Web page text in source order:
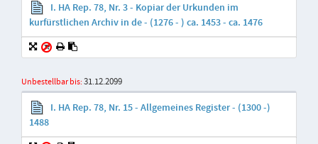
I. HA Rep. 78, Nr. 3 - Kopiar der Urkunden im
kurfürstlichen Archiv in de - (1276 - ) ca. 1453 - ca. 1476
Unbestellbar bis:31.12.2099
I. HA Rep. 78, Nr. 15 - Allgemeines Register - (1300 -)
1488